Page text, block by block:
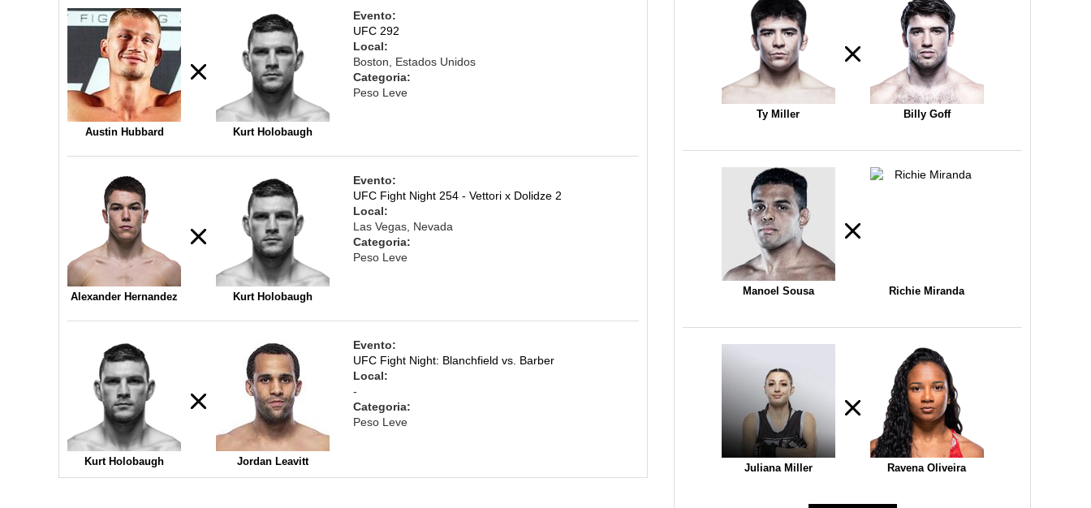
Austin Hubbard Kurt Holobaugh
Evento:
UFC 292
Local:
Boston, Estados Unidos
Categoria:
Peso Leve
Alexander Hernandez Kurt Holobaugh
Evento:
UFC Fight Night 254 - Vettori x Dolidze 2
Local:
Las Vegas, Nevada
Categoria:
Peso Leve
Kurt Holobaugh Jordan Leavitt
Evento:
UFC Fight Night: Blanchfield vs. Barber
Local:
-
Categoria:
Peso Leve
Ty Miller Billy Goff
Manoel Sousa Richie Miranda
Juliana Miller Ravena Oliveira